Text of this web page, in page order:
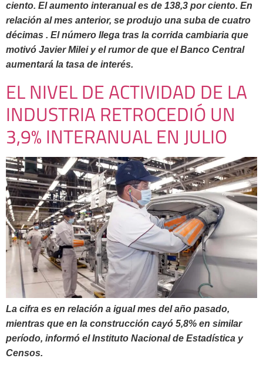
ciento. El aumento interanual es de 138,3 por ciento. En
relación al mes anterior, se produjo una suba de cuatro
décimas . El número llega tras la corrida cambiaria que
motivó Javier Milei y el rumor de que el Banco Central
aumentará la tasa de interés.
EL NIVEL DE ACTIVIDAD DE LA
INDUSTRIA RETROCEDIÓ UN
3,9% INTERANUAL EN JULIO
La cifra es en relación a igual mes del año pasado,
mientras que en la construcción cayó 5,8% en similar
período, informó el Instituto Nacional de Estadística y
Censos.